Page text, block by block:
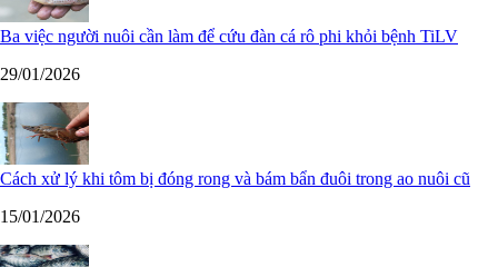
Ba việc người nuôi cần làm để cứu đàn cá rô phi khỏi bệnh TiLV
29/01/2026
Cách xử lý khi tôm bị đóng rong và bám bẩn đuôi trong ao nuôi cũ
15/01/2026